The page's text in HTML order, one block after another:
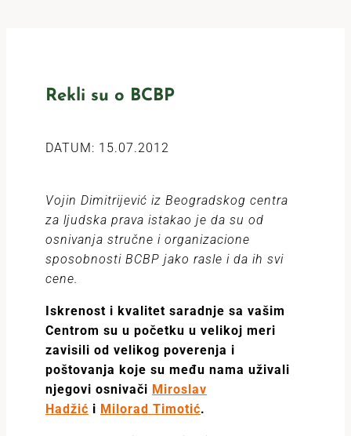
Rekli su o BCBP
DATUM: 15.07.2012
Vojin Dimitrijević iz Beogradskog centra
za ljudska prava istakao je da su od
osnivanja stručne i organizacione
sposobnosti BCBP jako rasle i da ih svi
cene.
Iskrenost i kvalitet saradnje sa vašim
Centrom su u početku u velikoj meri
zavisili od velikog poverenja i
poštovanja koje su među nama uživali
njegovi osnivači Miroslav
Hadžić i Milorad Timotić.